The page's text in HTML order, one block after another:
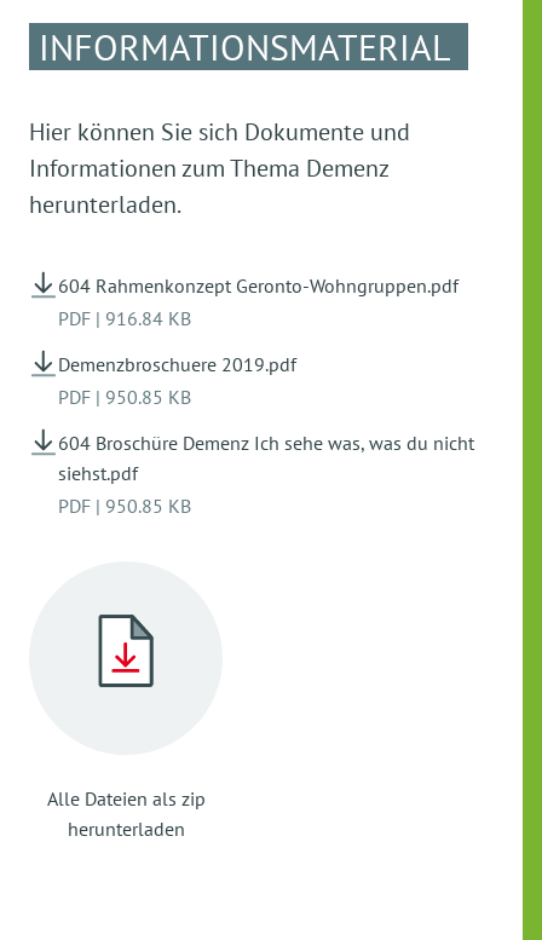
INFORMATIONSMATERIAL
Hier können Sie sich Dokumente und
Informationen zum Thema Demenz
herunterladen.
604 Rahmenkonzept Geronto-Wohngruppen.pdf
PDF | 916.84 KB
Demenzbroschuere 2019.pdf
PDF | 950.85 KB
604 Broschüre Demenz Ich sehe was, was du nicht
siehst.pdf
PDF | 950.85 KB
Alle Dateien als zip
herunterladen